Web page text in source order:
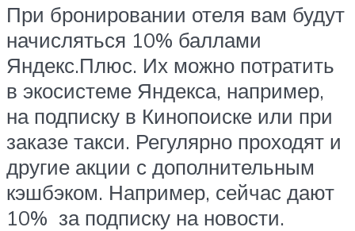
При бронировании отеля вам будут
начисляться 10% баллами
Яндекс.Плюс. Их можно потратить
в экосистеме Яндекса, например,
на подписку в Кинопоиске или при
заказе такси. Регулярно проходят и
другие акции с дополнительным
кэшбэком. Например, сейчас дают
10% за подписку на новости.